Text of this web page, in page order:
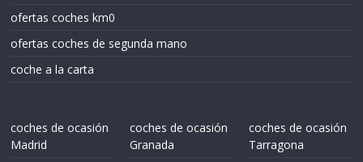
ofertas coches km0
ofertas coches de segunda mano
coche a la carta
coches de ocasión
Madrid
coches de ocasión
Granada
coches de ocasión
Tarragona